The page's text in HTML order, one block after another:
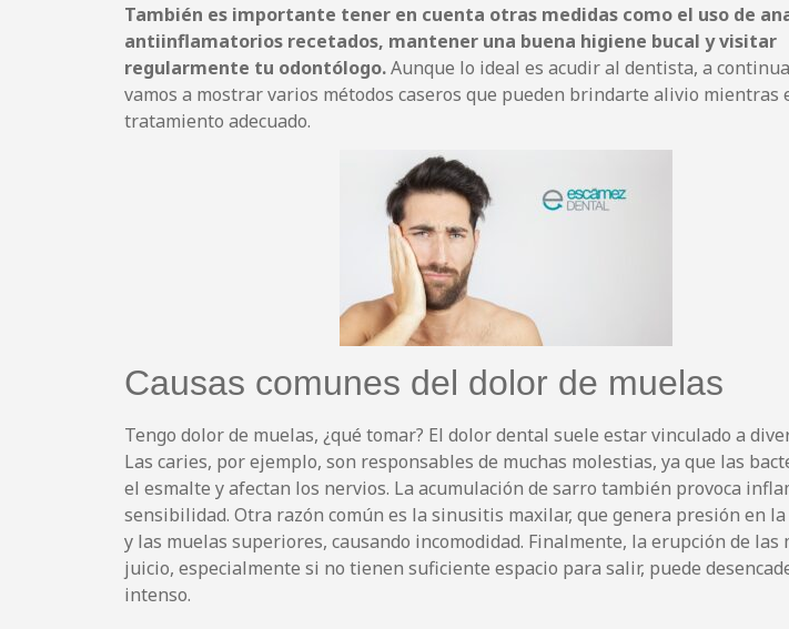
También es importante tener en cuenta otras medidas como el uso de
antiinflamatorios recetados, mantener una buena higiene bucal y visitar
regularmente tu odontólogo.Aunque lo ideal es acudir al dentista, a
vamos a mostrar varios métodos caseros que pueden brindarte alivio mientras
tratamiento adecuado.
Causas comunes del dolor de muelas
Tengo dolor de muelas, ¿qué tomar? El dolor dental suele estar vinculado a
Las caries, por ejemplo, son responsables de muchas molestias, ya que las
el esmalte y afectan los nervios. La acumulación de sarro también provoca
sensibilidad. Otra razón común es la sinusitis maxilar, que genera presión en
y las muelas superiores, causando incomodidad. Finalmente, la erupción de las
juicio, especialmente si no tienen suficiente espacio para salir, puede
intenso.